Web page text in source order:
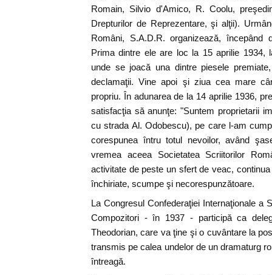
Romain, Silvio d'Amico, R. Coolu,
Drepturilor de Reprezentare, şi alţii).
Români, S.A.D.R. organizează, începând
Prima dintre ele are loc la 15 aprilie 1934,
unde se joacă una dintre piesele
declamaţii. Vine apoi şi ziua cea mare
propriu. În adunarea de la 14 aprilie 1936,
satisfacţia să anunţe: "Suntem proprietarii
cu strada Al. Odobescu), pe care l-am
corespunea întru totul nevoilor, având
vremea aceea Societatea Scriitorilor
activitate de peste un sfert de veac,
închiriate, scumpe şi necorespunzătoare.
La Congresul Confederaţiei Internaţionale a
Compozitori - în 1937 - participă ca
Theodorian, care va ţine şi o cuvântare la
transmis pe calea undelor de un dramaturg
întreagă.